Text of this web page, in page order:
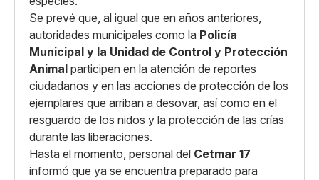
Se prevé que, al igual que en años anteriores,
autoridades municipales como la Policía
Municipal y la Unidad de Control y Protección
Animal participen en la atención de reportes
ciudadanos y en las acciones de protección de los
ejemplares que arriban a desovar, así como en el
resguardo de los nidos y la protección de las crías
durante las liberaciones.
Hasta el momento, personal del Cetmar 17
informó que ya se encuentra preparado para